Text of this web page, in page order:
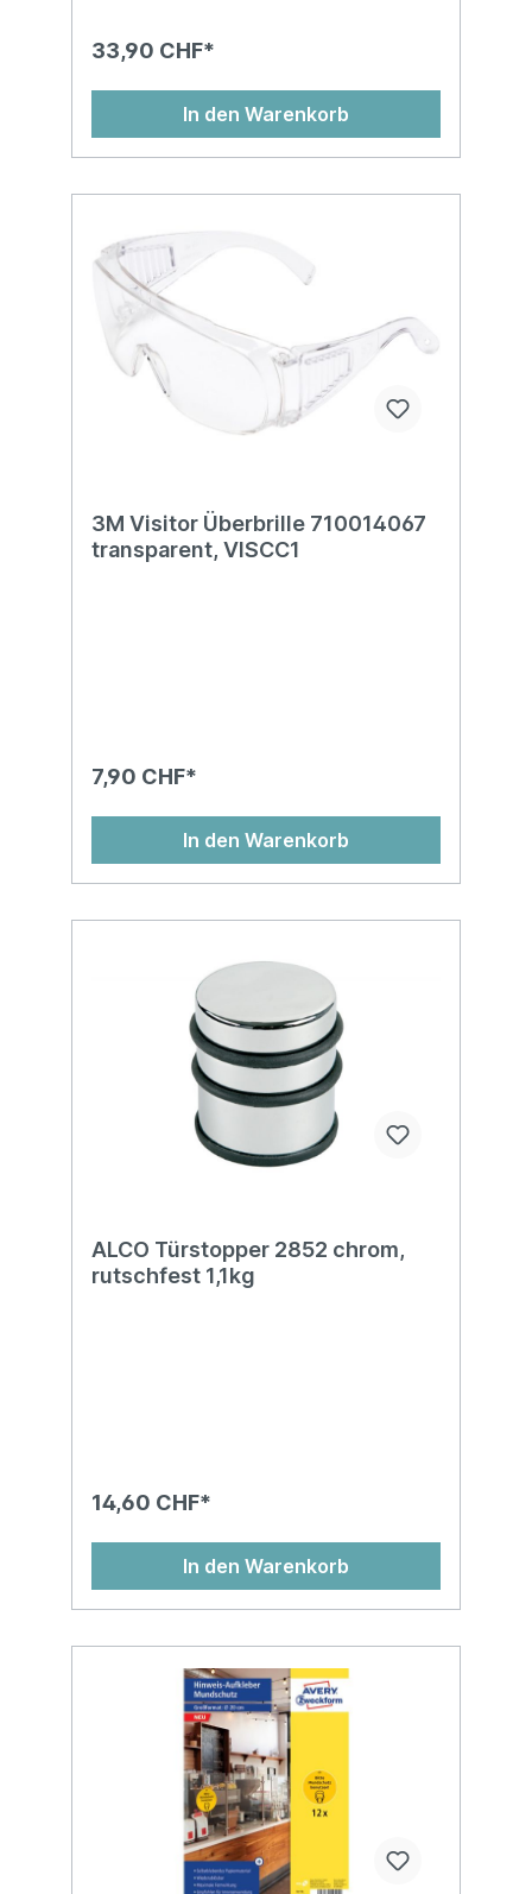
33,90 CHF*
In den Warenkorb
3M Visitor Überbrille 710014067
transparent, VISCC1
7,90 CHF*
In den Warenkorb
ALCO Türstopper 2852 chrom,
rutschfest 1,1kg
14,60 CHF*
In den Warenkorb